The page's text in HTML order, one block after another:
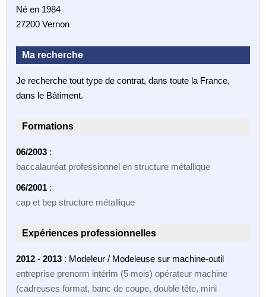
Né en 1984
27200 Vernon
Ma recherche
Je recherche tout type de contrat, dans toute la France,
dans le Bâtiment.
Formations
06/2003 :
baccalauréat professionnel en structure métallique
06/2001 :
cap et bep structure métallique
Expériences professionnelles
2012 - 2013 : Modeleur / Modeleuse sur machine-outil
entreprise prenorm intérim (5 mois) opérateur machine
(cadreuses format, banc de coupe, double tête, mini